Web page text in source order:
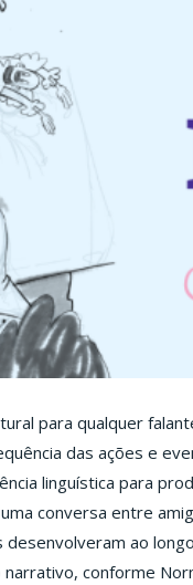
para qualquer
das ações e
linguística para
conversa entre
ao
conforme